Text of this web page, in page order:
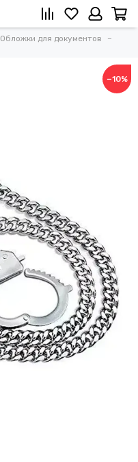
Обложки для документов
−10%